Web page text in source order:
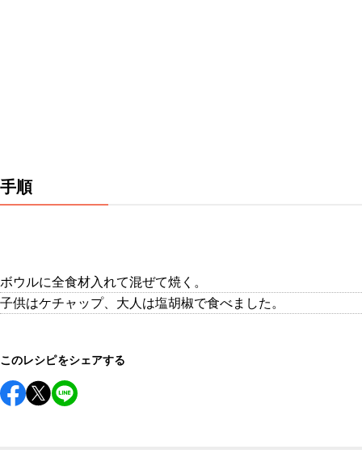
手順
ボウルに全食材入れて混ぜて焼く。
子供はケチャップ、大人は塩胡椒で食べました。
このレシピをシェアする